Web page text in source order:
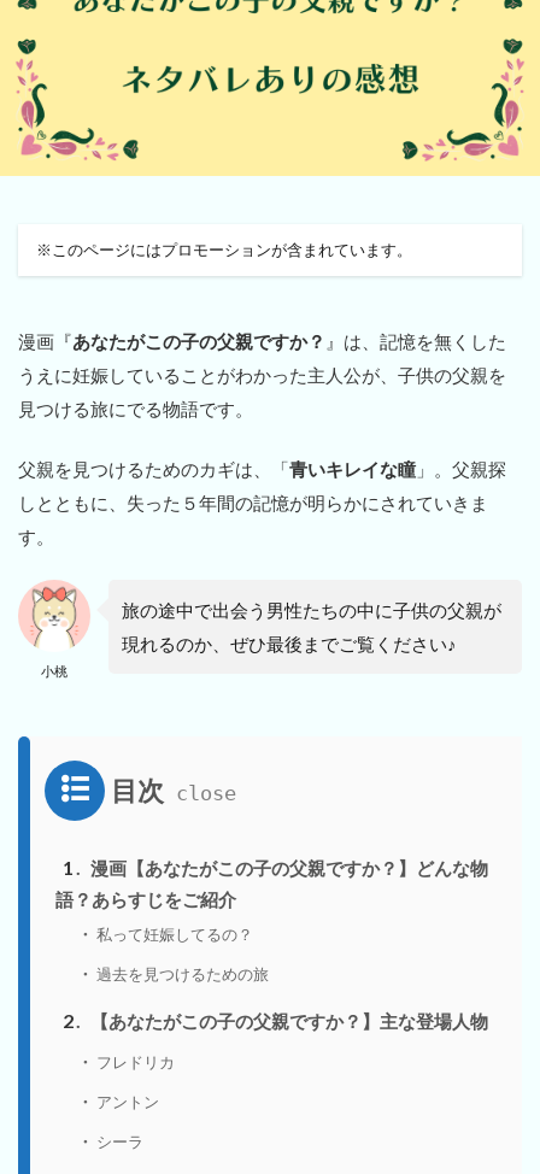
※このページにはプロモーションが含まれています。
漫画『あなたがこの子の父親ですか？ 』は、記憶を無くした
うえに妊娠していることがわかった主人公が、子供の父親を
見つける旅にでる物語です。
父親を見つけるためのカギは、「青いキレイな瞳 」。父親探
しとともに、失った５年間の記憶が明らかにされていきま
す。
小桃
旅の途中で出会う男性たちの中に子供の父親が
現れるのか、ぜひ最後までご覧ください♪
目次
1
漫画【あなたがこの子の父親ですか？】どんな物
語？あらすじをご紹介
私って妊娠してるの？
過去を見つけるための旅
2 【あなたがこの子の父親ですか？】主な登場人物
フレドリカ
アントン
シーラ